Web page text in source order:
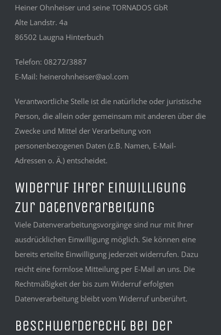
Heiner Ohnheiser und seine TORNADOS GbR
Alte Landstr. 4a
86502 Laugna Hinterbuch
Telefon: 08272/3887
E-Mail: heinerohnheiser@aol.com
Verantwortliche Stelle ist die natürliche oder juristische
Person, die allein oder gemeinsam mit anderen über die
Zwecke und Mittel der Verarbeitung von
personenbezogenen Daten (z.B. Namen, E-Mail-
Adressen o. Ä.) entscheidet.
Widerruf Ihrer Einwilligung
zur Datenverarbeitung
Viele Datenverarbeitungsvorgänge sind nur mit Ihrer
ausdrücklichen Einwilligung möglich. Sie können eine
bereits erteilte Einwilligung jederzeit widerrufen. Dazu
reicht eine formlose Mitteilung per E-Mail an uns. Die
Rechtmäßigkeit der bis zum Widerruf erfolgten
Datenverarbeitung bleibt vom Widerruf unberührt.
Beschwerderecht bei der